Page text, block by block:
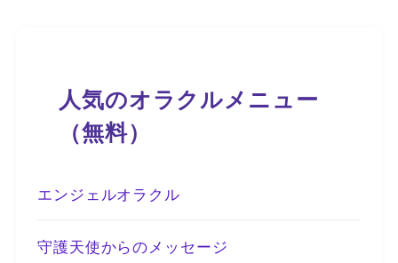
人気のオラクルメニュー
（無料）
エンジェルオラクル
守護天使からのメッセージ